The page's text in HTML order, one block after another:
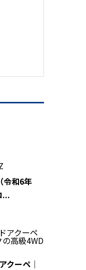
令和6年
...
クーペ｜